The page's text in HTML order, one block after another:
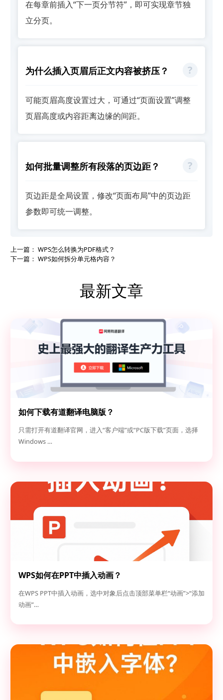
在每章前插入“下一页分节符”，即可实现章节独
立分页。
为什么插入页眉后正文内容被挤压？
可能页眉高度设置过大，可通过“页面设置”调整
页眉高度或内容距离边缘的间距。
如何批量调整所有段落的页边距？
页边距是全局设置，修改“页面布局”中的页边距
参数即可统一调整。
上一篇： WPS怎么转换为PDF格式？
下一篇： WPS如何拆分单元格内容？
最新文章
如何下载有道翻译电脑版？
只需打开有道翻译官网，进入“客户端”或“PC版下载”页面，选择
Windows …
WPS如何在PPT中插入动画？
在WPS PPT中插入动画，选中对象后点击顶部菜单栏“动画”>“添加
动画”…